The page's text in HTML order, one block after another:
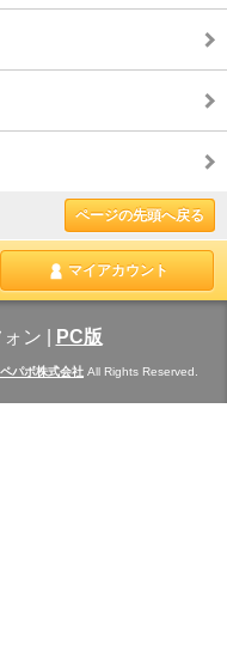
ページの先頭へ戻る
マイアカウント
ン PC版
パボ株式会社 All Rights Reserved.